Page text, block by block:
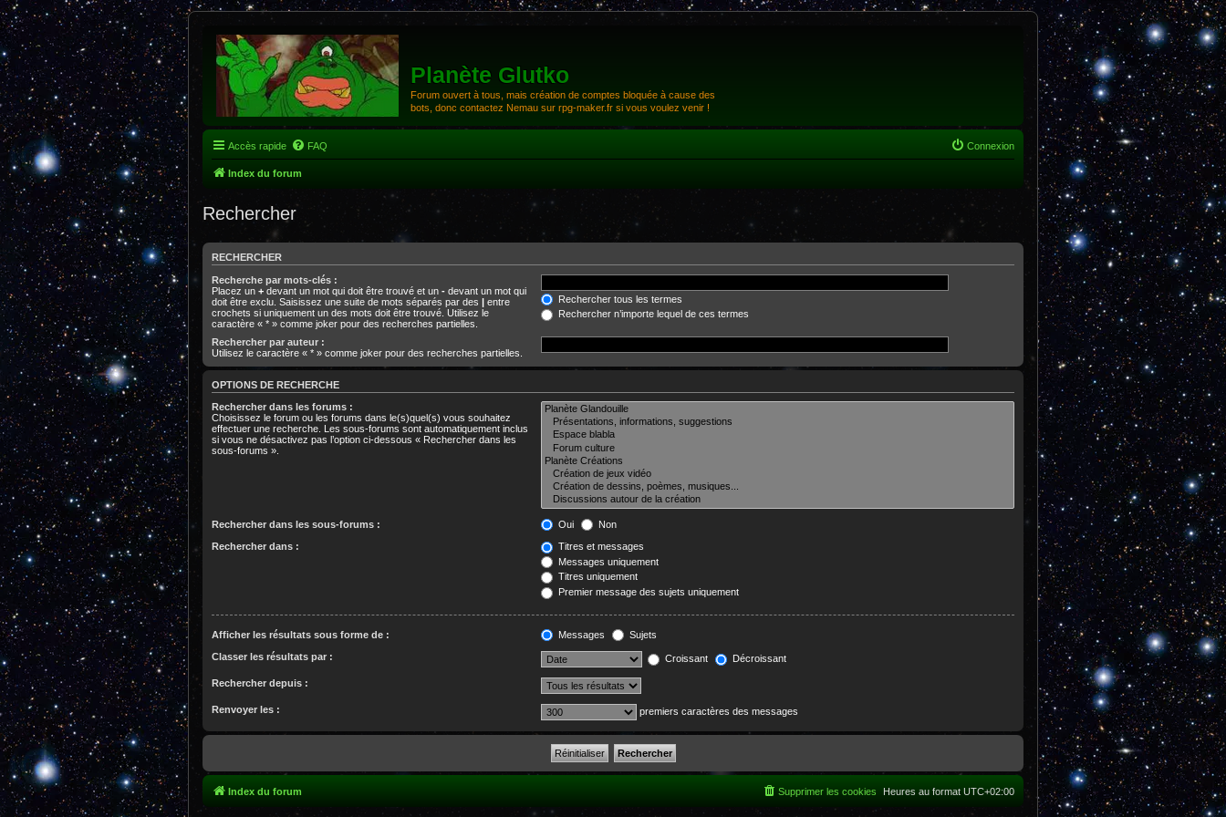
Planète Glutko
Forum ouvert à tous, mais création de comptes bloquée à cause des
bots, donc contactez Nemau sur rpg-maker.fr si vous voulez venir !
Accès rapide FAQ Connexion
Index du forum
Rechercher
RECHERCHER
Recherche par mots-clés :
Placez un + devant un mot qui doit être trouvé et un - devant un mot qui
doit être exclu. Saisissez une suite de mots séparés par des | entre
crochets si uniquement un des mots doit être trouvé. Utilisez le
caractère « * » comme joker pour des recherches partielles.
Rechercher tous les termes
Rechercher n’importe lequel de ces termes
Rechercher par auteur :
Utilisez le caractère « * » comme joker pour des recherches partielles.
OPTIONS DE RECHERCHE
Rechercher dans les forums :
Choisissez le forum ou les forums dans le(s)quel(s) vous souhaitez
effectuer une recherche. Les sous-forums sont automatiquement inclus
si vous ne désactivez pas l’option ci-dessous « Rechercher dans les
sous-forums ».
Rechercher dans les sous-forums : Oui Non
Rechercher dans :
Titres et messages
Messages uniquement
Titres uniquement
Premier message des sujets uniquement
Afficher les résultats sous forme de : Messages Sujets
Classer les résultats par : Croissant Décroissant
Rechercher depuis :
Renvoyer les : premiers caractères des messages
Index du forum Heures au format UTC+02:00
Supprimer les cookies